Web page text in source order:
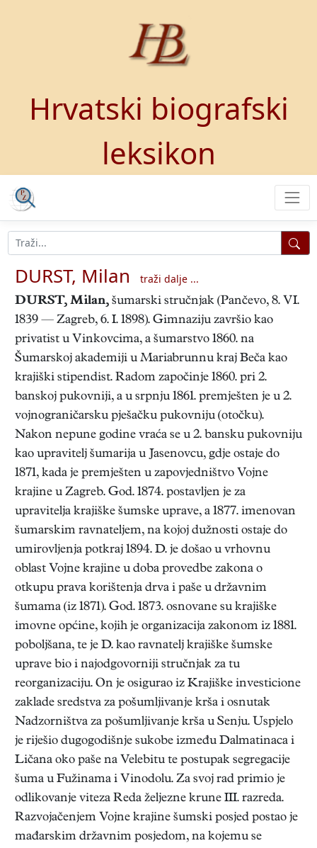
Hrvatski biografski
leksikon
DURST, Milan
traži dalje ...
DURST, Milan, šumarski stručnjak (Pančevo, 8. VI.
1839 — Zagreb, 6. I. 1898). Gimnaziju završio kao
privatist u Vinkovcima, a šumarstvo 1860. na
Šumarskoj akademiji u Mariabrunnu kraj Beča kao
krajiški stipendist. Radom započinje 1860. pri 2.
banskoj pukovniji, a u srpnju 1861. premješten je u 2.
vojnograničarsku pješačku pukovniju (otočku).
Nakon nepune godine vraća se u 2. bansku pukovniju
kao upravitelj šumarija u Jasenovcu, gdje ostaje do
1871, kada je premješten u zapovjedništvo Vojne
krajine u Zagreb. God. 1874. postavljen je za
upravitelja krajiške šumske uprave, a 1877. imenovan
šumarskim ravnateljem, na kojoj dužnosti ostaje do
umirovljenja potkraj 1894. D. je došao u vrhovnu
oblast Vojne krajine u doba provedbe zakona o
otkupu prava korištenja drva i paše u državnim
šumama (iz 1871). God. 1873. osnovane su krajiške
imovne općine, kojih je organizacija zakonom iz 1881.
poboljšana, te je D. kao ravnatelj krajiške šumske
uprave bio i najodgovorniji stručnjak za tu
reorganizaciju. On je osigurao iz Krajiške investicione
zaklade sredstva za pošumljivanje krša i osnutak
Nadzorništva za pošumljivanje krša u Senju. Uspjelo
je riješio dugogodišnje sukobe između Dalmatinaca i
Ličana oko paše na Velebitu te postupak segregacije
šuma u Fužinama i Vinodolu. Za svoj rad primio je
odlikovanje viteza Reda željezne krune III. razreda.
Razvojačenjem Vojne krajine šumski posjed postao je
mađarskim državnim posjedom, na kojemu se